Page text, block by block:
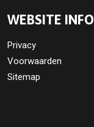
WEBSITE INFO
Privacy
Voorwaarden
Sitemap